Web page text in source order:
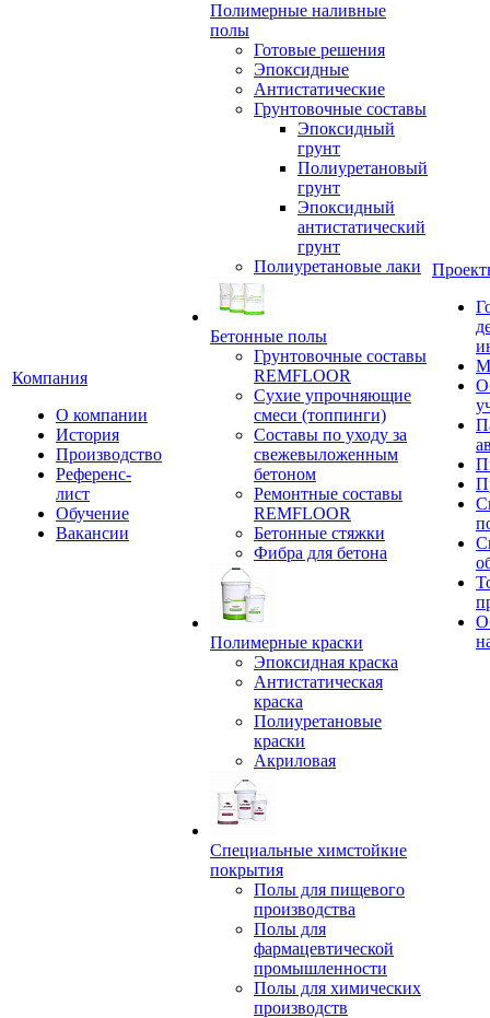
Компания
О компании
История
Производство
Референс-
лист
Обучение
Вакансии
Полимерные наливные
полы
Готовые решения
Эпоксидные
Антистатические
Грунтовочные составы
Эпоксидный
грунт
Полиуретановый
грунт
Эпоксидный
антистатический
грунт
Полиуретановые лаки
Бетонные полы
Грунтовочные составы
REMFLOOR
Сухие упрочняющие
смеси (топпинги)
Составы по уходу за
свежевыложенным
бетоном
Ремонтные составы
REMFLOOR
Бетонные стяжки
Фибра для бетона
Полимерные краски
Эпоксидная краска
Антистатическая
краска
Полиуретановые
краски
Акриловая
Специальные химстойкие
покрытия
Полы для пищевого
производства
Полы для
фармацевтической
промышленности
Полы для химических
производств